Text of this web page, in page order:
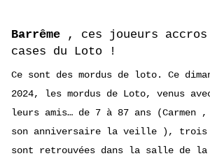
Barrême
, ces joueurs
cases du Loto !
Ce sont des mordus de loto. Ce
2024, les mordus de Loto, venus
leurs amis… de 7 à 87 ans
son anniversaire la veille ), trois
sont retrouvées dans la salle de